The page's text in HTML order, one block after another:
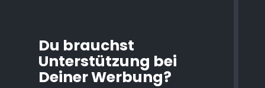
Du brauchst
Unterstützung bei
Deiner Werbung?